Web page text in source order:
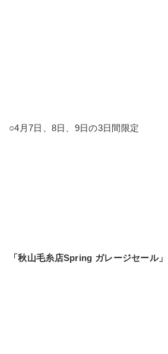
○4月7日、8日、9日の3日間限定
「秋山毛糸店Spring ガレージセール」